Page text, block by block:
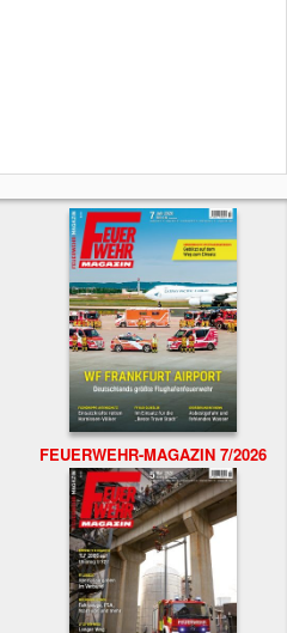
FEUERWEHR-MAGAZIN 7/2026